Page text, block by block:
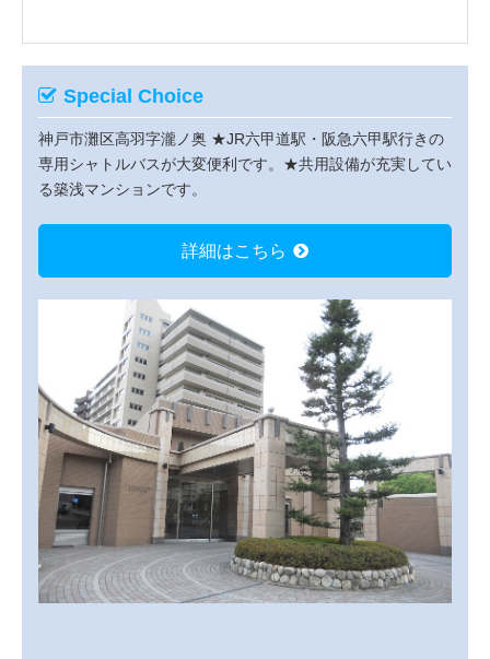
Special Choice
神戸市灘区高羽字瀧ノ奥 ★JR六甲道駅・阪急六甲駅行きの
専用シャトルバスが大変便利です。★共用設備が充実してい
る築浅マンションです。
詳細はこちら